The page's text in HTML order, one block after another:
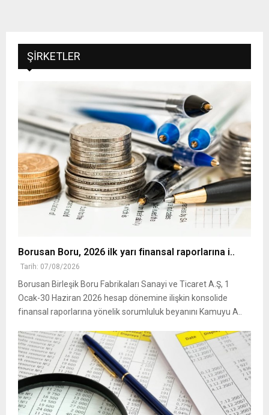
ŞIRKETLER
Borusan Boru, 2026 ilk yarı finansal raporlarına i..
Tarih: 07/08/2026
Borusan Birleşik Boru Fabrikaları Sanayi ve Ticaret A.Ş, 1
Ocak-30 Haziran 2026 hesap dönemine ilişkin konsolide
finansal raporlarına yönelik sorumluluk beyanını Kamuyu A..